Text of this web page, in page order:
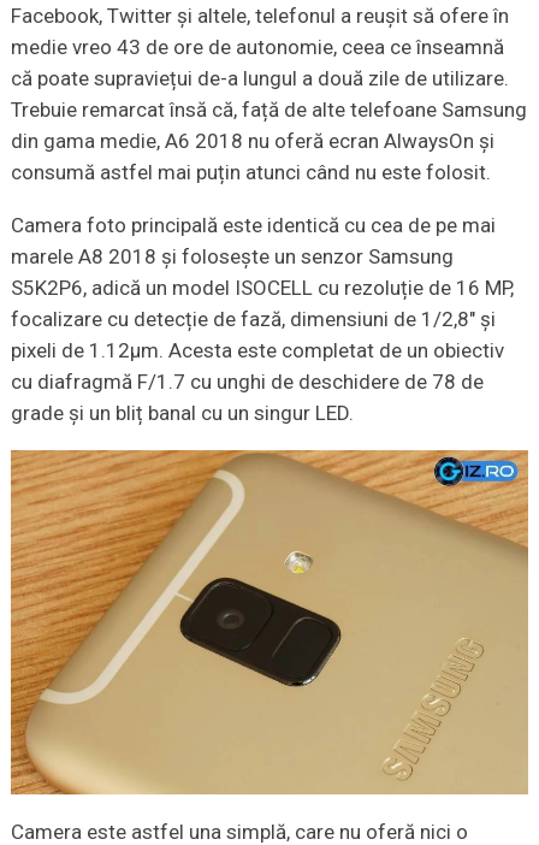
Facebook, Twitter și altele, telefonul a reușit să ofere în
medie vreo 43 de ore de autonomie, ceea ce înseamnă
că poate supraviețui de-a lungul a două zile de utilizare.
Trebuie remarcat însă că, față de alte telefoane Samsung
din gama medie, A6 2018 nu oferă ecran AlwaysOn și
consumă astfel mai puțin atunci când nu este folosit.
Camera foto principală este identică cu cea de pe mai
marele A8 2018 și folosește un senzor Samsung
S5K2P6, adică un model ISOCELL cu rezoluție de 16 MP,
focalizare cu detecție de fază, dimensiuni de 1/2,8″ și
pixeli de 1.12µm. Acesta este completat de un obiectiv
cu diafragmă F/1.7 cu unghi de deschidere de 78 de
grade și un bliț banal cu un singur LED.
Camera este astfel una simplă, care nu oferă nici o